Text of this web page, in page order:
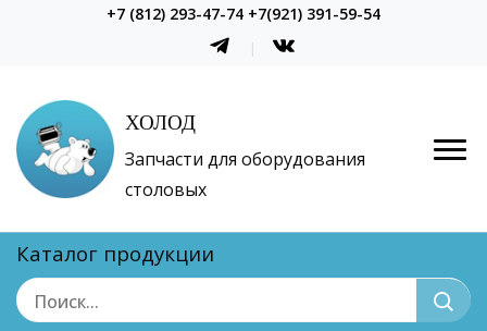
+7 (812) 293-47-74 +7(921) 391-59-54
ХОЛОД
Запчасти для оборудования
столовых
Каталог продукции